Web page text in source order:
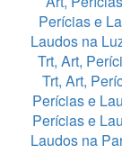
Perícias e
Laudos na
Trt, Art,
Trt, Art,
Perícias e
Perícias e
Laudos na